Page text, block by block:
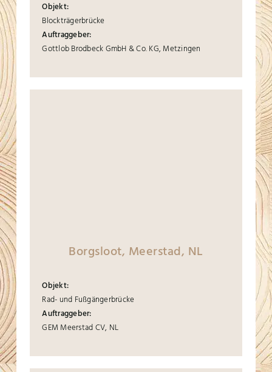
Objekt:
Blockträgerbrücke
Auftraggeber:
Gottlob Brodbeck GmbH & Co. KG, Metzingen
Borgsloot, Meerstad, NL
Objekt:
Rad- und Fußgängerbrücke
Auftraggeber:
GEM Meerstad CV, NL